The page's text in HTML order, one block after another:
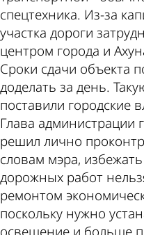
спецтехника. Из-за
участка дороги
центром города и
Сроки сдачи объекта
доделать за день.
поставили городские
Глава
решил лично
словам мэра,
дорожных работ
ремонтом
поскольку нужно
освещение и больше